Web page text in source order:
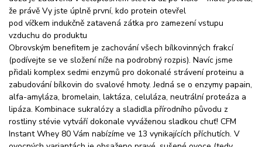
že právě Vy jste úplně první, kdo protein otevřel
pod víčkem indukčně zatavená zátka pro zamezení vstupu
vzduchu do produktu
Obrovským benefitem je zachování všech bílkovinných frakcí
(podívejte se ve složení níže na podrobný rozpis). Navíc jsme
přidali komplex sedmi enzymů pro dokonalé strávení proteinu a
zabudování bílkovin do svalové hmoty. Jedná se o enzymy papain,
alfa-amyláza, bromelain, laktáza, celuláza, neutrální proteáza a
lipáza. Kombinace sukralózy a sladidla přírodního původu z
rostliny stévie vytváří dokonale vyváženou sladkou chuť! CFM
Instant Whey 80 Vám nabízíme ve 13 vynikajících příchutích. V